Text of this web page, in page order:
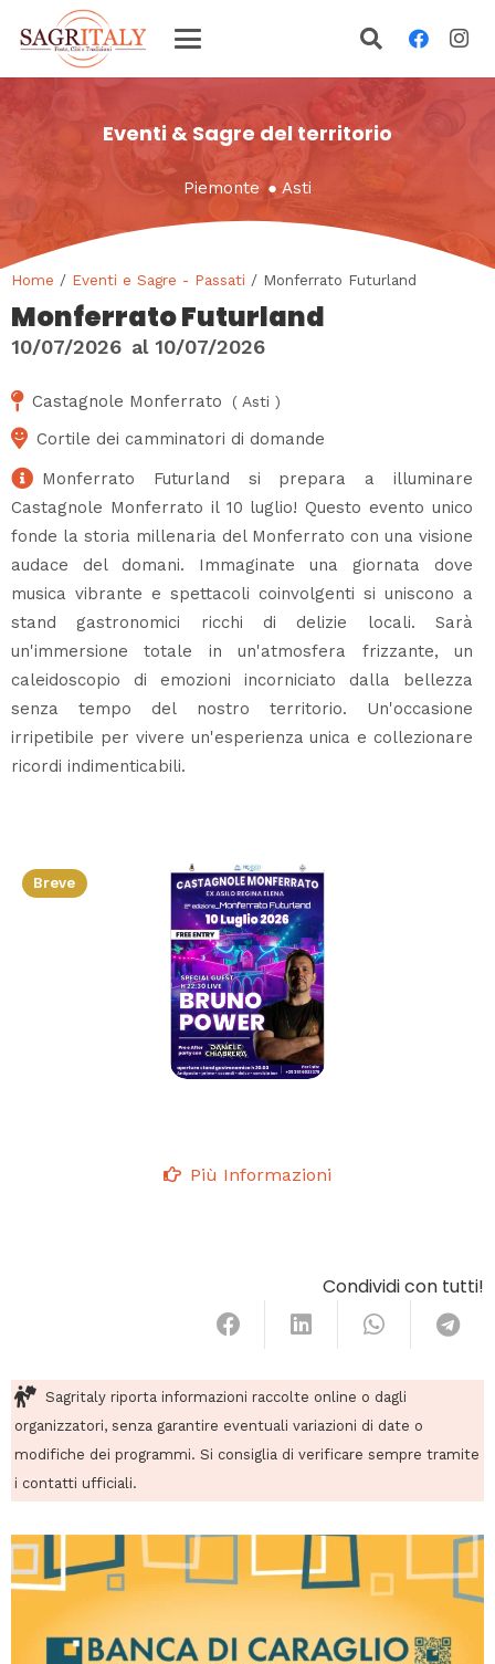
Eventi & Sagre del territorio
Piemonte ● Asti
Home / Eventi e Sagre - Passati / Monferrato Futurland
Monferrato Futurland
10/07/2026 al 10/07/2026
Castagnole Monferrato ( Asti )
Cortile dei camminatori di domande
Monferrato Futurland si prepara a illuminare
Castagnole Monferrato il 10 luglio! Questo evento unico
fonde la storia millenaria del Monferrato con una visione
audace del domani. Immaginate una giornata dove
musica vibrante e spettacoli coinvolgenti si uniscono a
stand gastronomici ricchi di delizie locali. Sarà
un'immersione totale in un'atmosfera frizzante, un
caleidoscopio di emozioni incorniciato dalla bellezza
senza tempo del nostro territorio. Un'occasione
irripetibile per vivere un'esperienza unica e collezionare
ricordi indimenticabili.
Breve
Più Informazioni
Condividi con tutti!
Sagritaly riporta informazioni raccolte online o dagli
organizzatori, senza garantire eventuali variazioni di date o
modifiche dei programmi. Si consiglia di verificare sempre tramite
i contatti ufficiali.